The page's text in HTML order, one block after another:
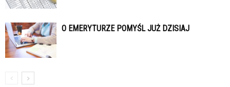
O EMERYTURZE POMYŚL JUŻ DZISIAJ